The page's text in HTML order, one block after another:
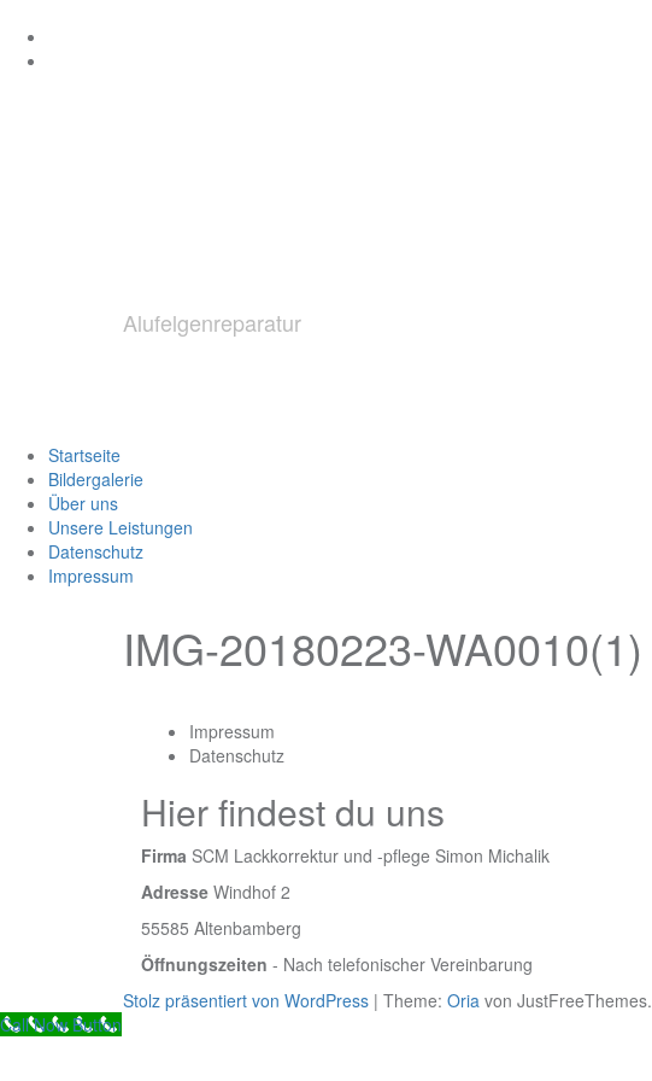
Zum
Inhalt
Alufelgenreparatur
Startseite
Bildergalerie
Über uns
Unsere Leistungen
Datenschutz
Impressum
IMG-20180223-WA0010(1)
Impressum
Datenschutz
Hier findest du uns
Firma SCM Lackkorrektur und -pflege Simon Michalik
Adresse Windhof 2
55585 Altenbamberg
Öffnungszeiten - Nach telefonischer Vereinbarung
Stolz präsentiert von WordPress | Theme: Oria von JustFreeThemes.
Call Now Button